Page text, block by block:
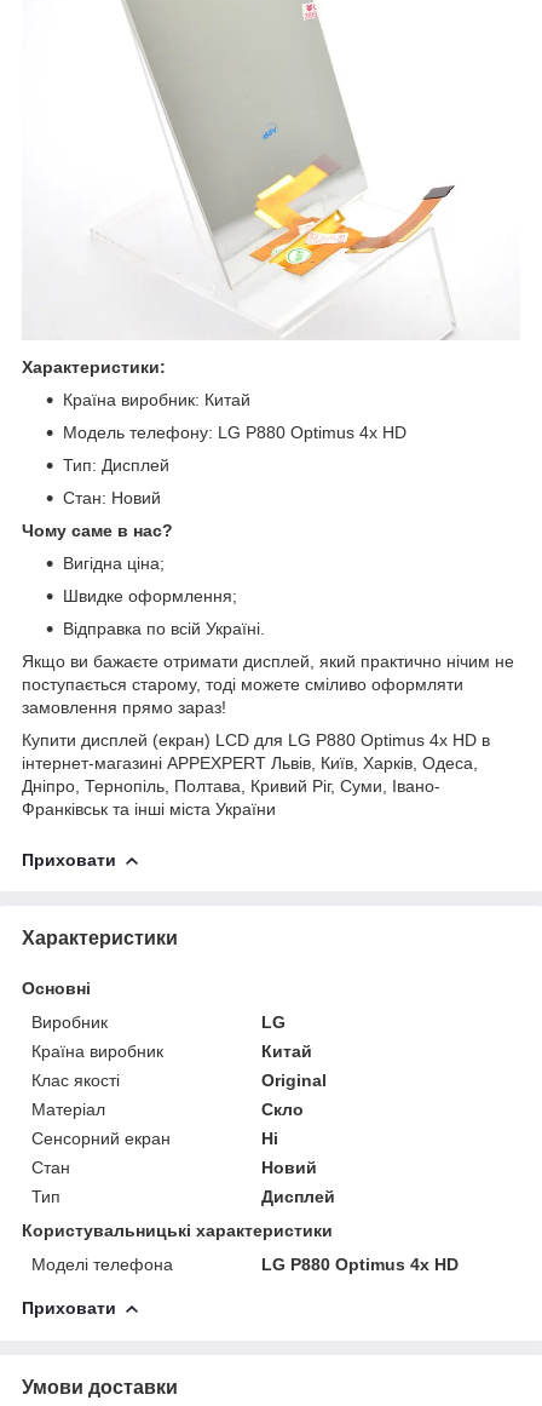
Характеристики:
Країна виробник: Китай
Модель телефону: LG P880 Optimus 4x HD
Тип: Дисплей
Стан: Новий
Чому саме в нас?
Вигідна ціна;
Швидке оформлення;
Відправка по всій Україні.
Якщо ви бажаєте отримати дисплей, який практично нічим не
поступається старому, тоді можете сміливо оформляти
замовлення прямо зараз!
Купити дисплей (екран) LCD для LG P880 Optimus 4x HD в
інтернет-магазині APPEXPERT Львів, Київ, Харків, Одеса,
Дніпро, Тернопіль, Полтава, Кривий Ріг, Суми, Івано-
Франківськ та інші міста України
Приховати
Характеристики
Основні
Виробник
LG
Країна виробник
Китай
Клас якості
Original
Матеріал
Скло
Сенсорний екран
Ні
Стан
Новий
Тип
Дисплей
Користувальницькі характеристики
Моделі телефона
LG P880 Optimus 4x HD
Приховати
Умови доставки